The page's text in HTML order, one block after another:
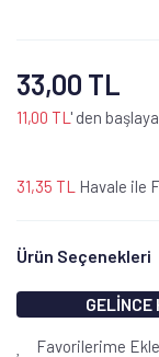
33,00 TL
11,00 TL ' den
31,35 TL Havale ile
Ürün Seçenekleri
GELİNCE
Favorilerime Ekle